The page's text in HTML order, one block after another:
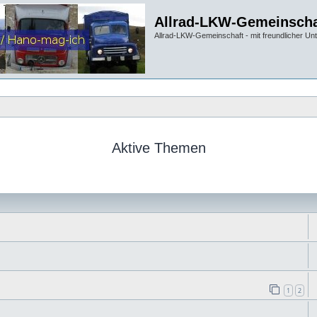
Allrad-LKW-
Allrad-LKW-Gemeinschaft - mit freundlicher
Aktive Themen
1 2